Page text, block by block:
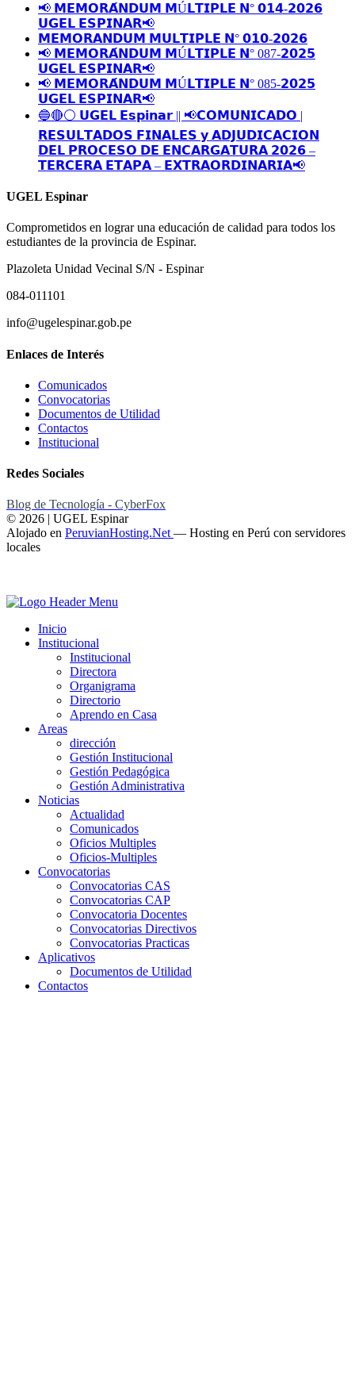
📢 𝗠𝗘𝗠𝗢𝗥𝗔́𝗡𝗗𝗨𝗠 𝗠Ú𝗟𝗧𝗜𝗣𝗟𝗘 𝗡° 𝟬𝟭𝟰-𝟮𝟬𝟮𝟲
𝗨𝗚𝗘𝗟 𝗘𝗦𝗣𝗜𝗡𝗔𝗥📢
𝗠𝗘𝗠𝗢𝗥𝗔𝗡𝗗𝗨𝗠 𝗠𝗨𝗟𝗧𝗜𝗣𝗟𝗘 𝗡° 𝟬𝟭𝟬-𝟮𝟬𝟮𝟲
📢 𝗠𝗘𝗠𝗢𝗥𝗔́𝗡𝗗𝗨𝗠 𝗠Ú𝗟𝗧𝗜𝗣𝗟𝗘 𝗡° 087-𝟮𝟬𝟮𝟱
𝗨𝗚𝗘𝗟 𝗘𝗦𝗣𝗜𝗡𝗔𝗥📢
📢 𝗠𝗘𝗠𝗢𝗥𝗔́𝗡𝗗𝗨𝗠 𝗠Ú𝗟𝗧𝗜𝗣𝗟𝗘 𝗡° 085-𝟮𝟬𝟮𝟱
𝗨𝗚𝗘𝗟 𝗘𝗦𝗣𝗜𝗡𝗔𝗥📢
🔵🔴⚪️ 𝗨𝗚𝗘𝗟 𝗘𝘀𝗽𝗶𝗻𝗮𝗿 || 📢𝗖𝗢𝗠𝗨𝗡𝗜𝗖𝗔𝗗𝗢 |
𝗥𝗘𝗦𝗨𝗟𝗧𝗔𝗗𝗢𝗦 𝗙𝗜𝗡𝗔𝗟𝗘𝗦 𝘆 𝗔𝗗𝗝𝗨𝗗𝗜𝗖𝗔𝗖𝗜𝗢𝗡
𝗗𝗘𝗟 𝗣𝗥𝗢𝗖𝗘𝗦𝗢 𝗗𝗘 𝗘𝗡𝗖𝗔𝗥𝗚𝗔𝗧𝗨𝗥𝗔 𝟮𝟬𝟮𝟲 –
𝗧𝗘𝗥𝗖𝗘𝗥𝗔 𝗘𝗧𝗔𝗣𝗔 – 𝗘𝗫𝗧𝗥𝗔𝗢𝗥𝗗𝗜𝗡𝗔𝗥𝗜𝗔📢
UGEL Espinar
Comprometidos en lograr una educación de calidad para todos los
estudiantes de la provincia de Espinar.
Plazoleta Unidad Vecinal S/N - Espinar
084-011101
info@ugelespinar.gob.pe
Enlaces de Interés
Comunicados
Convocatorias
Documentos de Utilidad
Contactos
Institucional
Redes Sociales
Blog de Tecnología - CyberFox
© 2026 | UGEL Espinar
Alojado en PeruvianHosting.Net — Hosting en Perú con servidores
locales
Inicio
Institucional
Institucional
Directora
Organigrama
Directorio
Aprendo en Casa
Areas
dirección
Gestión Institucional
Gestión Pedagógica
Gestión Administrativa
Noticias
Actualidad
Comunicados
Oficios Multiples
Oficios-Multiples
Convocatorias
Convocatorias CAS
Convocatorias CAP
Convocatoria Docentes
Convocatorias Directivos
Convocatorias Practicas
Aplicativos
Documentos de Utilidad
Contactos